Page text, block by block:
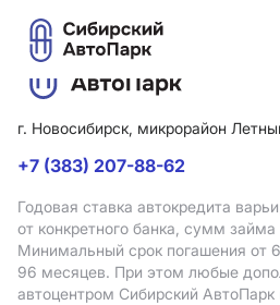
г. Новосибирск, микрорайон
+7 (383) 207-88-62
Годовая ставка автокредита
от конкретного банка, сумм
Минимальный срок погашения от
96 месяцев. При этом любые
автоцентром Сибирский